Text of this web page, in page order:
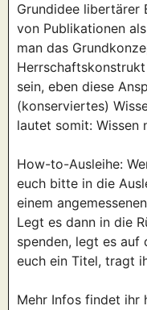
Grundidee libertärer
von Publikationen
man das
sein, eben diese
(konserviertes)
lautet somit: Wissen
How-to-Ausleihe:
euch bitte in die
einem
Legt es dann in die
spenden, legt es auf
euch ein Titel, tragt
Mehr Infos findet ihr